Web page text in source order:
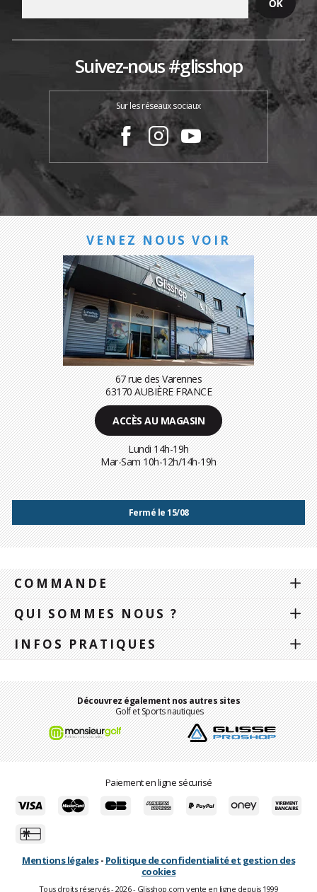
Suivez-nous #glisshop
Sur les réseaux sociaux
VENEZ NOUS VOIR
67 rue des Varennes
63170 AUBIÈRE FRANCE
ACCÈS AU MAGASIN
Lundi 14h-19h
Mar-Sam 10h-12h/14h-19h
Fermé le 15/08
COMMANDE
QUI SOMMES NOUS ?
INFOS PRATIQUES
Découvrez également nos autres sites
Golf et Sports nautiques
Paiement en ligne sécurisé
Mentions légales- Politique de confidentialité et gestion des
cookies
Tous droits réservés - 2026 - Glisshop.com vente en ligne depuis 1999